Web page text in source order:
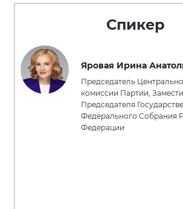
Спикер
Яровая Ирина
Председатель
комиссии Партии,
Председателя
Федерального Собрания
Федерации